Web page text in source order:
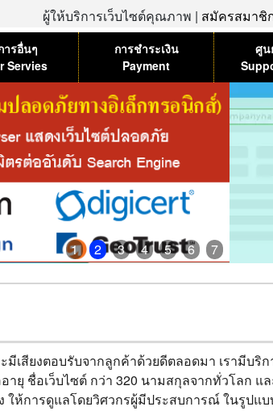
ผู้ให้บริการเว็บไซต์คุณภาพ | สมัครสมาชิ
ารอื่นๆ
Servies
การชำระเงิน
Payment
ศูน
1 2 3 4 5 6 7
มีเสียงตอบรับจากลูกค้าด้วยดีตลอดมา เรามีบริก
ายุ ชื่อเว็บไซต์ กว่า 320 นามสกุลจากทั่วโลก แ
ให้การดูแลโดยวิศวกรผู้มีประสบการณ์ ในรูปแ